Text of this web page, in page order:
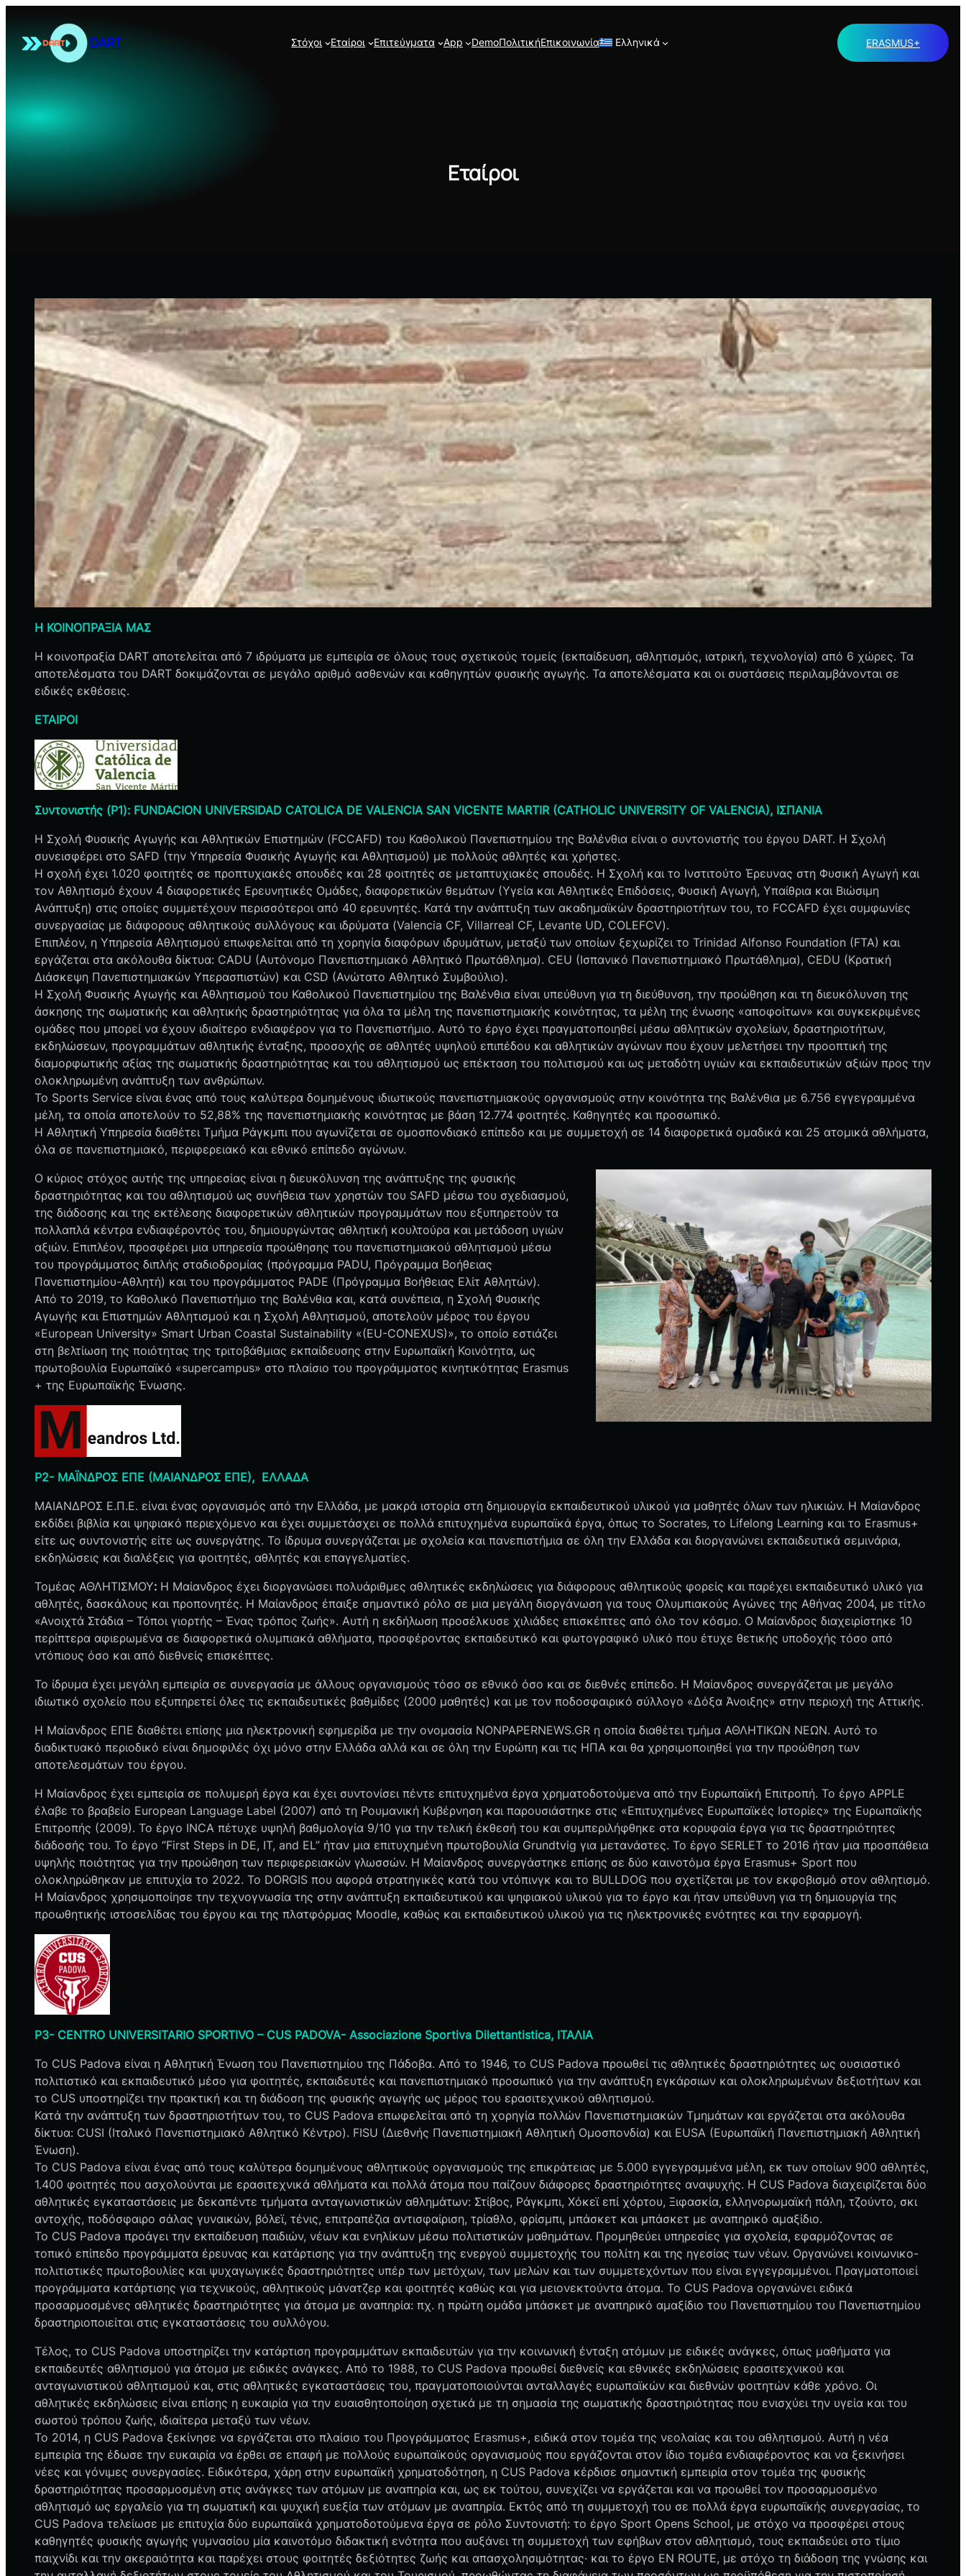
περιεχόμενο
DART Στόχοι Εταίροι Επιτεύγματα App DemoΠολιτικήΕπικοινωνία Ελληνικά ERASMUS+
Εταίροι
Η ΚΟΙΝΟΠΡΑΞΙΑ ΜΑΣ
Η κοινοπραξία DART αποτελείται από 7 ιδρύματα με εμπειρία σε όλους τους σχετικούς τομείς (εκπαίδευση, αθλητισμός, ιατρική, τεχνολογία) από 6 χώρες. Τα
αποτελέσματα του DART δοκιμάζονται σε μεγάλο αριθμό ασθενών και καθηγητών φυσικής αγωγής. Τα αποτελέσματα και οι συστάσεις περιλαμβάνονται σε
ειδικές εκθέσεις.
ΕΤΑΙΡΟΙ
Συντονιστής (P1): FUNDACION UNIVERSIDAD CATOLICA DE VALENCIA SAN VICENTE MARTIR (CATHOLIC UNIVERSITY OF VALENCIA), ΙΣΠΑΝΙΑ
Η Σχολή Φυσικής Αγωγής και Αθλητικών Επιστημών (FCCAFD) του Καθολικού Πανεπιστημίου της Βαλένθια είναι ο συντονιστής του έργου DART. Η Σχολή
συνεισφέρει στο SAFD (την Υπηρεσία Φυσικής Αγωγής και Αθλητισμού) με πολλούς αθλητές και χρήστες.
Η σχολή έχει 1.020 φοιτητές σε προπτυχιακές σπουδές και 28 φοιτητές σε μεταπτυχιακές σπουδές. Η Σχολή και το Ινστιτούτο Έρευνας στη Φυσική Αγωγή και
τον Αθλητισμό έχουν 4 διαφορετικές Ερευνητικές Ομάδες, διαφορετικών θεμάτων (Υγεία και Αθλητικές Επιδόσεις, Φυσική Αγωγή, Υπαίθρια και Βιώσιμη
Ανάπτυξη) στις οποίες συμμετέχουν περισσότεροι από 40 ερευνητές. Κατά την ανάπτυξη των ακαδημαϊκών δραστηριοτήτων του, το FCCAFD έχει συμφωνίες
συνεργασίας με διάφορους αθλητικούς συλλόγους και ιδρύματα (Valencia CF, Villarreal CF, Levante UD, COLEFCV).
Επιπλέον, η Υπηρεσία Αθλητισμού επωφελείται από τη χορηγία διαφόρων ιδρυμάτων, μεταξύ των οποίων ξεχωρίζει το Trinidad Alfonso Foundation (FTA) και
εργάζεται στα ακόλουθα δίκτυα: CADU (Αυτόνομο Πανεπιστημιακό Αθλητικό Πρωτάθλημα). CEU (Ισπανικό Πανεπιστημιακό Πρωτάθλημα), CEDU (Κρατική
Διάσκεψη Πανεπιστημιακών Υπερασπιστών) και CSD (Ανώτατο Αθλητικό Συμβούλιο).
Η Σχολή Φυσικής Αγωγής και Αθλητισμού του Καθολικού Πανεπιστημίου της Βαλένθια είναι υπεύθυνη για τη διεύθυνση, την προώθηση και τη διευκόλυνση της
άσκησης της σωματικής και αθλητικής δραστηριότητας για όλα τα μέλη της πανεπιστημιακής κοινότητας, τα μέλη της ένωσης «αποφοίτων» και συγκεκριμένες
ομάδες που μπορεί να έχουν ιδιαίτερο ενδιαφέρον για το Πανεπιστήμιο. Αυτό το έργο έχει πραγματοποιηθεί μέσω αθλητικών σχολείων, δραστηριοτήτων,
εκδηλώσεων, προγραμμάτων αθλητικής ένταξης, προσοχής σε αθλητές υψηλού επιπέδου και αθλητικών αγώνων που έχουν μελετήσει την προοπτική της
διαμορφωτικής αξίας της σωματικής δραστηριότητας και του αθλητισμού ως επέκταση του πολιτισμού και ως μεταδότη υγιών και εκπαιδευτικών αξιών προς την
ολοκληρωμένη ανάπτυξη των ανθρώπων.
Το Sports Service είναι ένας από τους καλύτερα δομημένους ιδιωτικούς πανεπιστημιακούς οργανισμούς στην κοινότητα της Βαλένθια με 6.756 εγγεγραμμένα
μέλη, τα οποία αποτελούν το 52,88% της πανεπιστημιακής κοινότητας με βάση 12.774 φοιτητές. Καθηγητές και προσωπικό.
Η Αθλητική Υπηρεσία διαθέτει Τμήμα Ράγκμπι που αγωνίζεται σε ομοσπονδιακό επίπεδο και με συμμετοχή σε 14 διαφορετικά ομαδικά και 25 ατομικά αθλήματα,
όλα σε πανεπιστημιακό, περιφερειακό και εθνικό επίπεδο αγώνων.
Ο κύριος στόχος αυτής της υπηρεσίας είναι η διευκόλυνση της ανάπτυξης της φυσικής
δραστηριότητας και του αθλητισμού ως συνήθεια των χρηστών του SAFD μέσω του σχεδιασμού,
της διάδοσης και της εκτέλεσης διαφορετικών αθλητικών προγραμμάτων που εξυπηρετούν τα
πολλαπλά κέντρα ενδιαφέροντός του, δημιουργώντας αθλητική κουλτούρα και μετάδοση υγιών
αξιών. Επιπλέον, προσφέρει μια υπηρεσία προώθησης του πανεπιστημιακού αθλητισμού μέσω
του προγράμματος διπλής σταδιοδρομίας (πρόγραμμα PADU, Πρόγραμμα Βοήθειας
Πανεπιστημίου-Αθλητή) και του προγράμματος PADE (Πρόγραμμα Βοήθειας Ελίτ Αθλητών).
Από το 2019, το Καθολικό Πανεπιστήμιο της Βαλένθια και, κατά συνέπεια, η Σχολή Φυσικής
Αγωγής και Επιστημών Αθλητισμού και η Σχολή Αθλητισμού, αποτελούν μέρος του έργου
«European University» Smart Urban Coastal Sustainability «(EU-CONEXUS)», το οποίο εστιάζει
στη βελτίωση της ποιότητας της τριτοβάθμιας εκπαίδευσης στην Ευρωπαϊκή Κοινότητα, ως
πρωτοβουλία Ευρωπαϊκό «supercampus» στο πλαίσιο του προγράμματος κινητικότητας Erasmus
+ της Ευρωπαϊκής Ένωσης.
P2- ΜΑΪΝΔΡΟΣ ΕΠΕ (ΜΑΙΑΝΔΡΟΣ ΕΠΕ), ΕΛΛΑΔΑ
ΜΑΙΑΝΔΡΟΣ Ε.Π.Ε. είναι ένας οργανισμός από την Ελλάδα, με μακρά ιστορία στη δημιουργία εκπαιδευτικού υλικού για μαθητές όλων των ηλικιών. Η Μαίανδρος
εκδίδει βιβλία και ψηφιακό περιεχόμενο και έχει συμμετάσχει σε πολλά επιτυχημένα ευρωπαϊκά έργα, όπως το Socrates, το Lifelong Learning και το Erasmus+
είτε ως συντονιστής είτε ως συνεργάτης. Το ίδρυμα συνεργάζεται με σχολεία και πανεπιστήμια σε όλη την Ελλάδα και διοργανώνει εκπαιδευτικά σεμινάρια,
εκδηλώσεις και διαλέξεις για φοιτητές, αθλητές και επαγγελματίες.
Τομέας ΑΘΛΗΤΙΣΜΟΥ: H Μαίανδρος έχει διοργανώσει πολυάριθμες αθλητικές εκδηλώσεις για διάφορους αθλητικούς φορείς και παρέχει εκπαιδευτικό υλικό για
αθλητές, δασκάλους και προπονητές. H Μαίανδρος έπαιξε σημαντικό ρόλο σε μια μεγάλη διοργάνωση για τους Ολυμπιακούς Αγώνες της Αθήνας 2004, με τίτλο
«Ανοιχτά Στάδια – Τόποι γιορτής – Ένας τρόπος ζωής». Αυτή η εκδήλωση προσέλκυσε χιλιάδες επισκέπτες από όλο τον κόσμο. Ο Μαίανδρος διαχειρίστηκε 10
περίπτερα αφιερωμένα σε διαφορετικά ολυμπιακά αθλήματα, προσφέροντας εκπαιδευτικό και φωτογραφικό υλικό που έτυχε θετικής υποδοχής τόσο από
ντόπιους όσο και από διεθνείς επισκέπτες.
Το ίδρυμα έχει μεγάλη εμπειρία σε συνεργασία με άλλους οργανισμούς τόσο σε εθνικό όσο και σε διεθνές επίπεδο. Η Μαίανδρος συνεργάζεται με μεγάλο
ιδιωτικό σχολείο που εξυπηρετεί όλες τις εκπαιδευτικές βαθμίδες (2000 μαθητές) και με τον ποδοσφαιρικό σύλλογο «Δόξα Άνοιξης» στην περιοχή της Αττικής.
Η Μαίανδρος ΕΠΕ διαθέτει επίσης μια ηλεκτρονική εφημερίδα με την ονομασία NONPAPERNEWS.GR η οποία διαθέτει τμήμα ΑΘΛΗΤΙΚΩΝ ΝΕΩΝ. Αυτό το
διαδικτυακό περιοδικό είναι δημοφιλές όχι μόνο στην Ελλάδα αλλά και σε όλη την Ευρώπη και τις ΗΠΑ και θα χρησιμοποιηθεί για την προώθηση των
αποτελεσμάτων του έργου.
Η Μαίανδρος έχει εμπειρία σε πολυμερή έργα και έχει συντονίσει πέντε επιτυχημένα έργα χρηματοδοτούμενα από την Ευρωπαϊκή Επιτροπή. Το έργο APPLE
έλαβε το βραβείο European Language Label (2007) από τη Ρουμανική Κυβέρνηση και παρουσιάστηκε στις «Επιτυχημένες Ευρωπαϊκές Ιστορίες» της Ευρωπαϊκής
Επιτροπής (2009). Το έργο INCA πέτυχε υψηλή βαθμολογία 9/10 για την τελική έκθεσή του και συμπεριλήφθηκε στα κορυφαία έργα για τις δραστηριότητες
διάδοσής του. Το έργο “First Steps in DE, IT, and EL” ήταν μια επιτυχημένη πρωτοβουλία Grundtvig για μετανάστες. Το έργο SERLET το 2016 ήταν μια προσπάθεια
υψηλής ποιότητας για την προώθηση των περιφερειακών γλωσσών. Η Μαίανδρος συνεργάστηκε επίσης σε δύο καινοτόμα έργα Erasmus+ Sport που
ολοκληρώθηκαν με επιτυχία το 2022. Το DORGIS που αφορά στρατηγικές κατά του ντόπινγκ και το BULLDOG που σχετίζεται με τον εκφοβισμό στον αθλητισμό.
Η Μαίανδρος χρησιμοποίησε την τεχνογνωσία της στην ανάπτυξη εκπαιδευτικού και ψηφιακού υλικού για το έργο και ήταν υπεύθυνη για τη δημιουργία της
προωθητικής ιστοσελίδας του έργου και της πλατφόρμας Moodle, καθώς και εκπαιδευτικού υλικού για τις ηλεκτρονικές ενότητες και την εφαρμογή.
P3- CENTRO UNIVERSITARIO SPORTIVO – CUS PADOVA- Associazione Sportiva Dilettantistica, ΙΤΑΛΙΑ
Το CUS Padova είναι η Αθλητική Ένωση του Πανεπιστημίου της Πάδοβα. Από το 1946, το CUS Padova προωθεί τις αθλητικές δραστηριότητες ως ουσιαστικό
πολιτιστικό και εκπαιδευτικό μέσο για φοιτητές, εκπαιδευτές και πανεπιστημιακό προσωπικό για την ανάπτυξη εγκάρσιων και ολοκληρωμένων δεξιοτήτων και
το CUS υποστηρίζει την πρακτική και τη διάδοση της φυσικής αγωγής ως μέρος του ερασιτεχνικού αθλητισμού.
Κατά την ανάπτυξη των δραστηριοτήτων του, το CUS Padova επωφελείται από τη χορηγία πολλών Πανεπιστημιακών Τμημάτων και εργάζεται στα ακόλουθα
δίκτυα: CUSI (Ιταλικό Πανεπιστημιακό Αθλητικό Κέντρο). FISU (Διεθνής Πανεπιστημιακή Αθλητική Ομοσπονδία) και EUSA (Ευρωπαϊκή Πανεπιστημιακή Αθλητική
Ένωση).
Το CUS Padova είναι ένας από τους καλύτερα δομημένους αθλητικούς οργανισμούς της επικράτειας με 5.000 εγγεγραμμένα μέλη, εκ των οποίων 900 αθλητές,
1.400 φοιτητές που ασχολούνται με ερασιτεχνικά αθλήματα και πολλά άτομα που παίζουν διάφορες δραστηριότητες αναψυχής. Η CUS Padova διαχειρίζεται δύο
αθλητικές εγκαταστάσεις με δεκαπέντε τμήματα ανταγωνιστικών αθλημάτων: Στίβος, Ράγκμπι, Χόκεϊ επί χόρτου, Ξιφασκία, ελληνορωμαϊκή πάλη, τζούντο, σκι
αντοχής, ποδόσφαιρο σάλας γυναικών, βόλεϊ, τένις, επιτραπέζια αντισφαίριση, τρίαθλο, φρίσμπι, μπάσκετ και μπάσκετ με αναπηρικό αμαξίδιο.
Το CUS Padova προάγει την εκπαίδευση παιδιών, νέων και ενηλίκων μέσω πολιτιστικών μαθημάτων. Προμηθεύει υπηρεσίες για σχολεία, εφαρμόζοντας σε
τοπικό επίπεδο προγράμματα έρευνας και κατάρτισης για την ανάπτυξη της ενεργού συμμετοχής του πολίτη και της ηγεσίας των νέων. Οργανώνει κοινωνικο-
πολιτιστικές πρωτοβουλίες και ψυχαγωγικές δραστηριότητες υπέρ των μετόχων, των μελών και των συμμετεχόντων που είναι εγγεγραμμένοι. Πραγματοποιεί
προγράμματα κατάρτισης για τεχνικούς, αθλητικούς μάνατζερ και φοιτητές καθώς και για μειονεκτούντα άτομα. Το CUS Padova οργανώνει ειδικά
προσαρμοσμένες αθλητικές δραστηριότητες για άτομα με αναπηρία: πχ. η πρώτη ομάδα μπάσκετ με αναπηρικό αμαξίδιο του Πανεπιστημίου του Πανεπιστημίου
δραστηριοποιείται στις εγκαταστάσεις του συλλόγου.
Τέλος, το CUS Padova υποστηρίζει την κατάρτιση προγραμμάτων εκπαιδευτών για την κοινωνική ένταξη ατόμων με ειδικές ανάγκες, όπως μαθήματα για
εκπαιδευτές αθλητισμού για άτομα με ειδικές ανάγκες. Από το 1988, το CUS Padova προωθεί διεθνείς και εθνικές εκδηλώσεις ερασιτεχνικού και
ανταγωνιστικού αθλητισμού και, στις αθλητικές εγκαταστάσεις του, πραγματοποιούνται ανταλλαγές ευρωπαϊκών και διεθνών φοιτητών κάθε χρόνο. Οι
αθλητικές εκδηλώσεις είναι επίσης η ευκαιρία για την ευαισθητοποίηση σχετικά με τη σημασία της σωματικής δραστηριότητας που ενισχύει την υγεία και του
σωστού τρόπου ζωής, ιδιαίτερα μεταξύ των νέων.
Το 2014, η CUS Padova ξεκίνησε να εργάζεται στο πλαίσιο του Προγράμματος Erasmus+, ειδικά στον τομέα της νεολαίας και του αθλητισμού. Αυτή η νέα
εμπειρία της έδωσε την ευκαιρία να έρθει σε επαφή με πολλούς ευρωπαϊκούς οργανισμούς που εργάζονται στον ίδιο τομέα ενδιαφέροντος και να ξεκινήσει
νέες και γόνιμες συνεργασίες. Ειδικότερα, χάρη στην ευρωπαϊκή χρηματοδότηση, η CUS Padova κέρδισε σημαντική εμπειρία στον τομέα της φυσικής
δραστηριότητας προσαρμοσμένη στις ανάγκες των ατόμων με αναπηρία και, ως εκ τούτου, συνεχίζει να εργάζεται και να προωθεί τον προσαρμοσμένο
αθλητισμό ως εργαλείο για τη σωματική και ψυχική ευεξία των ατόμων με αναπηρία. Εκτός από τη συμμετοχή του σε πολλά έργα ευρωπαϊκής συνεργασίας, το
CUS Padova τελείωσε με επιτυχία δύο ευρωπαϊκά χρηματοδοτούμενα έργα σε ρόλο Συντονιστή: το έργο Sport Opens School, με στόχο να προσφέρει στους
καθηγητές φυσικής αγωγής γυμνασίου μία καινοτόμο διδακτική ενότητα που αυξάνει τη συμμετοχή των εφήβων στον αθλητισμό, τους εκπαιδεύει στο τίμιο
παιχνίδι και την ακεραιότητα και παρέχει στους φοιτητές δεξιότητες ζωής και απασχολησιμότητας· και το έργο EN ROUTE, με στόχο τη διάδοση της γνώσης και